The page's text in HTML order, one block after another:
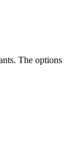
The options